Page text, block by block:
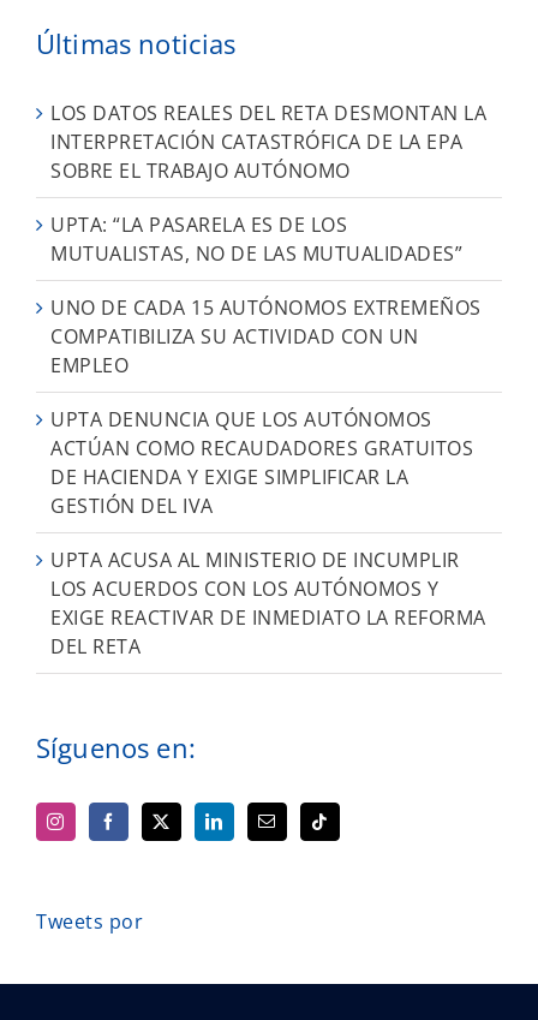
Últimas noticias
LOS DATOS REALES DEL RETA DESMONTAN LA
INTERPRETACIÓN CATASTRÓFICA DE LA EPA
SOBRE EL TRABAJO AUTÓNOMO
UPTA: “LA PASARELA ES DE LOS
MUTUALISTAS, NO DE LAS MUTUALIDADES”
UNO DE CADA 15 AUTÓNOMOS EXTREMEÑOS
COMPATIBILIZA SU ACTIVIDAD CON UN
EMPLEO
UPTA DENUNCIA QUE LOS AUTÓNOMOS
ACTÚAN COMO RECAUDADORES GRATUITOS
DE HACIENDA Y EXIGE SIMPLIFICAR LA
GESTIÓN DEL IVA
UPTA ACUSA AL MINISTERIO DE INCUMPLIR
LOS ACUERDOS CON LOS AUTÓNOMOS Y
EXIGE REACTIVAR DE INMEDIATO LA REFORMA
DEL RETA
Síguenos en:
Tweets por